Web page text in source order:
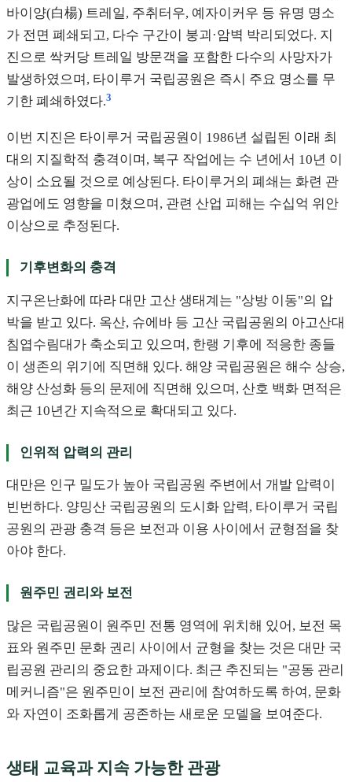
바이양(白楊) 트레일, 주취터우, 예자이커우 등 유명 명소
가 전면 폐쇄되고, 다수 구간이 붕괴·암벽 박리되었다. 지
진으로 싹커당 트레일 방문객을 포함한 다수의 사망자가
발생하였으며, 타이루거 국립공원은 즉시 주요 명소를 무
기한 폐쇄하였다.3
이번 지진은 타이루거 국립공원이 1986년 설립된 이래 최
대의 지질학적 충격이며, 복구 작업에는 수 년에서 10년 이
상이 소요될 것으로 예상된다. 타이루거의 폐쇄는 화련 관
광업에도 영향을 미쳤으며, 관련 산업 피해는 수십억 위안
이상으로 추정된다.
기후변화의 충격
지구온난화에 따라 대만 고산 생태계는 "상방 이동"의 압
박을 받고 있다. 옥산, 슈에바 등 고산 국립공원의 아고산대
침엽수림대가 축소되고 있으며, 한랭 기후에 적응한 종들
이 생존의 위기에 직면해 있다. 해양 국립공원은 해수 상승,
해양 산성화 등의 문제에 직면해 있으며, 산호 백화 면적은
최근 10년간 지속적으로 확대되고 있다.
인위적 압력의 관리
대만은 인구 밀도가 높아 국립공원 주변에서 개발 압력이
빈번하다. 양밍산 국립공원의 도시화 압력, 타이루거 국립
공원의 관광 충격 등은 보전과 이용 사이에서 균형점을 찾
아야 한다.
원주민 권리와 보전
많은 국립공원이 원주민 전통 영역에 위치해 있어, 보전 목
표와 원주민 문화 권리 사이에서 균형을 찾는 것은 대만 국
립공원 관리의 중요한 과제이다. 최근 추진되는 "공동 관리
메커니즘"은 원주민이 보전 관리에 참여하도록 하여, 문화
와 자연이 조화롭게 공존하는 새로운 모델을 보여준다.
생태 교육과 지속 가능한 관광